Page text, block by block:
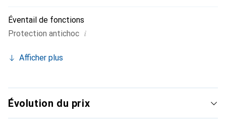
Éventail de fonctions
Protection antichoc i
Afficher plus
Évolution du prix